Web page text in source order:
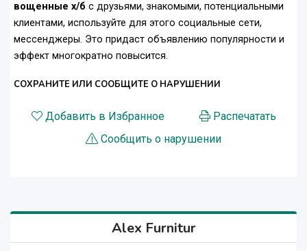
вощенные х/б с друзьями, знакомыми, потенциальными
клиентами, используйте для этого социальные сети,
мессенджеры. Это придаст объявлению популярности и
эффект многократно повысится.
СОХРАНИТЕ ИЛИ СООБЩИТЕ О НАРУШЕНИИ
Добавить в Избранное
Распечатать
Сообщить о нарушении
Alex Furnitur